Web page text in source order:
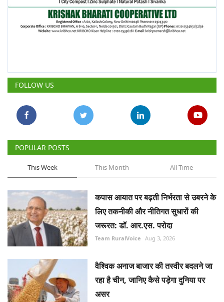
FOLLOW US
POPULAR POSTS
This Week This Month All Time
कपास आयात पर बढ़ती निर्भरता से उबरने के
लिए तकनीकी और नीतिगत सुधारों की
जरूरत: डॉ. आर.एस. परोदा
Team RuralVoice Aug 3, 2026
वैश्विक अनाज बाजार की तस्वीर बदलने जा
रहा है चीन, जानिए कैसे पड़ेगा दुनिया पर
असर